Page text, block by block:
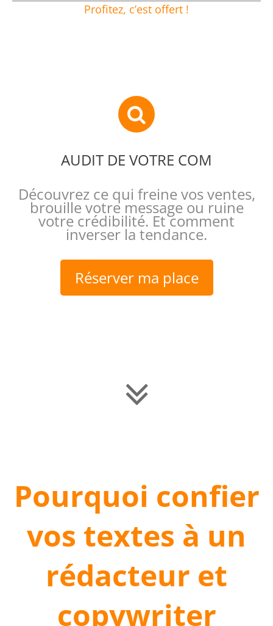
Profitez, c’est offert !
AUDIT DE VOTRE COM
Découvrez ce qui freine vos ventes,
brouille votre message ou ruine
votre crédibilité. Et comment
inverser la tendance.
Réserver ma place
Pourquoi confier
vos textes à un
rédacteur et
copywriter